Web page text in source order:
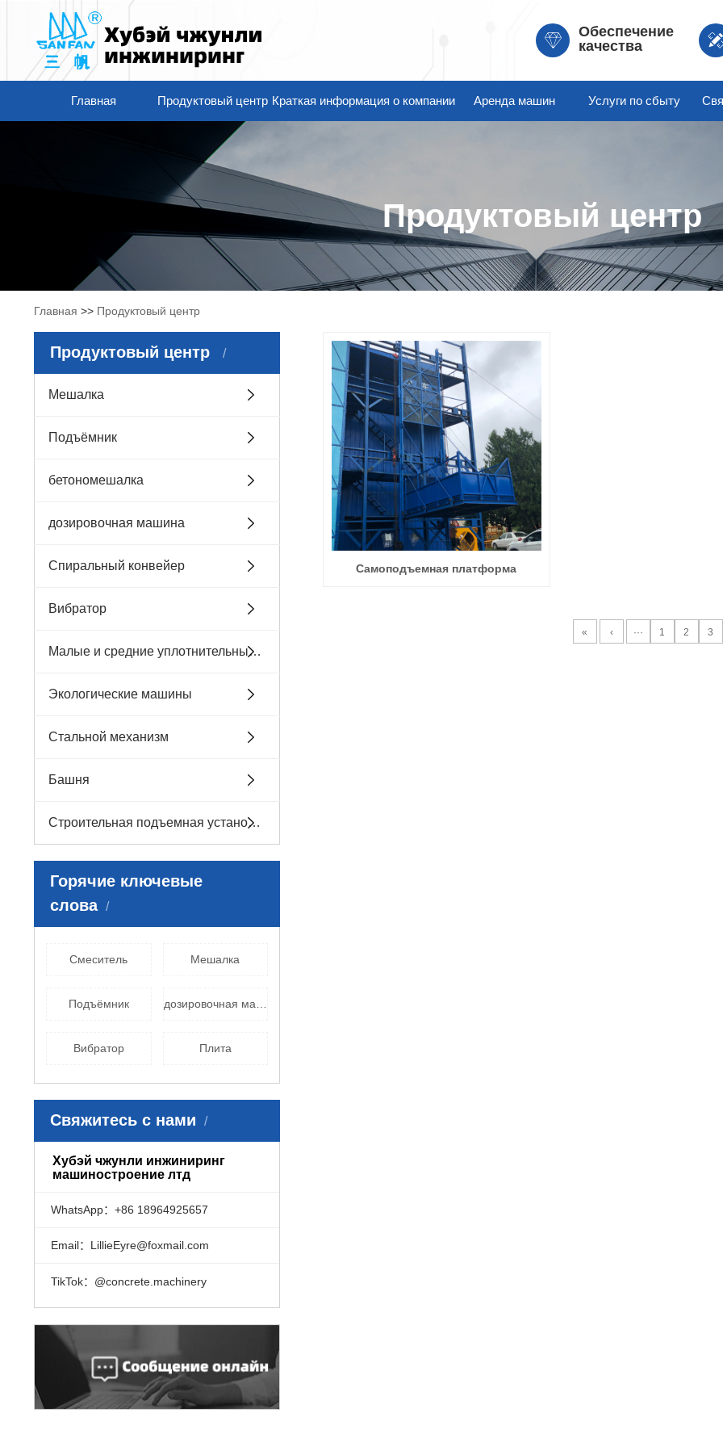
Обеспечение
качества
Главная Продуктовый центр Краткая информация о компании Аренда машин Услуги по сбыту
Продуктовый центр
Главная >> Продуктовый центр
Продуктовый центр
Mешалка
Подъёмник
бетономешалка
дозировочная машина
Спиральный конвейер
Вибратор
Малые и средние уплотнительные машины
Экологические машины
Стальной механизм
Башня
Строительная подъемная установка
Горячие ключевые
слова
Смеситель Mешалка
Подъёмник
Вибратор Плита
Свяжитесь с нами
Хубэй чжунли инжиниринг
машиностроение лтд
WhatsApp：+86 18964925657
Email：LillieEyre@foxmail.com
TikTok：@concrete.machinery
Самоподъемная платформа
« ‹ ··· 1 2 3